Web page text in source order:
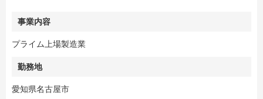
事業内容
プライム上場製造業
勤務地
愛知県名古屋市